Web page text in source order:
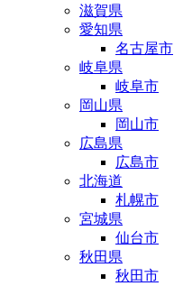
滋賀県
愛知県
名古屋市
岐阜県
岐阜市
岡山県
岡山市
広島県
広島市
北海道
札幌市
宮城県
仙台市
秋田県
秋田市